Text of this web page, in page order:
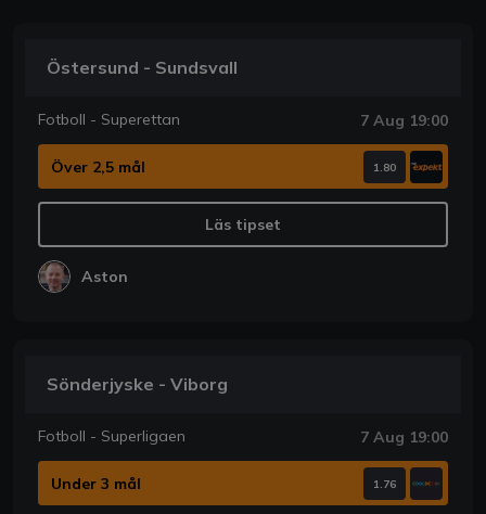
Östersund - Sundsvall
Fotboll - Superettan 7 Aug 19:00
Över 2,5 mål 1.80
Läs tipset
Aston
Sönderjyske - Viborg
Fotboll - Superligaen 7 Aug 19:00
Under 3 mål 1.76